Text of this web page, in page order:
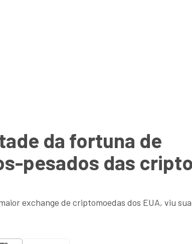
da fortuna de
pesados das
exchange de criptomoedas dos EUA, viu